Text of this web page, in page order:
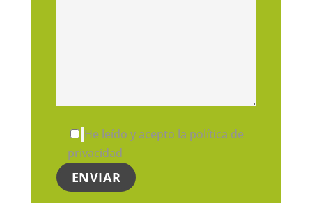
He leído y acepto la política de
privacidad